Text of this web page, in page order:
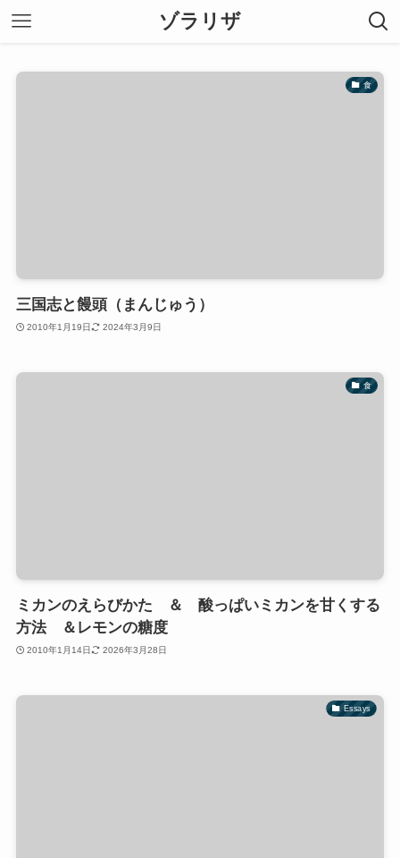
ゾラリザ
食
三国志と饅頭（まんじゅう）
2010年1月19日 2024年3月9日
食
ミカンのえらびかた ＆ 酸っぱいミカンを甘くする
方法 ＆レモンの糖度
2010年1月14日 2026年3月28日
Essays